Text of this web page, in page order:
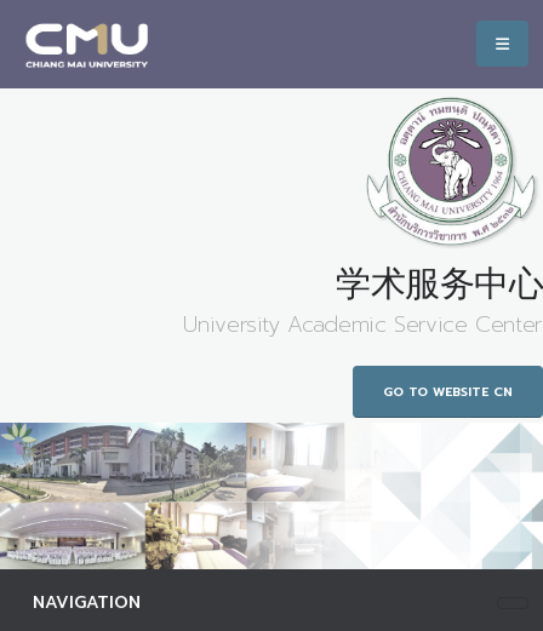
学术服务中心
University Academic Service Center
GO TO WEBSITE CN
NAVIGATION